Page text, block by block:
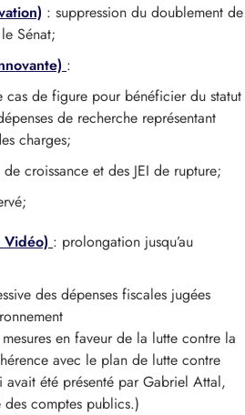
: suppression du doublement de
Sénat;
:
cas de figure pour bénéficier du statut
de recherche représentant
charges;
de croissance et des JEI de rupture;
Vidéo) : prolongation jusqu’au
des dépenses fiscales jugées
en faveur de la lutte contre la
avec le plan de lutte contre
avait été présenté par Gabriel Attal,
comptes publics.)